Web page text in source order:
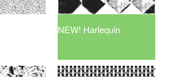
NEW! Harlequin